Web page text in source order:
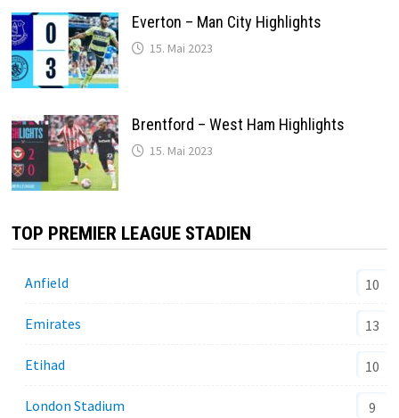
Everton – Man City Highlights
15. Mai 2023
Brentford – West Ham Highlights
15. Mai 2023
TOP PREMIER LEAGUE STADIEN
Anfield 10
Emirates 13
Etihad 10
London Stadium 9